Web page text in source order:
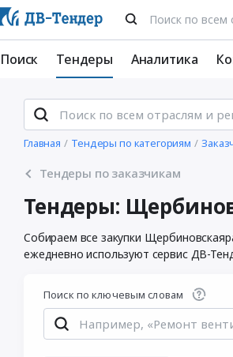
Поиск Тендеры Аналитика
Главная Тендеры по категориям
Тендеры по заказчикам
Тендеры:
Собираем все закупки
ежедневно используют сервис ДВ-
Поиск по ключевым словам